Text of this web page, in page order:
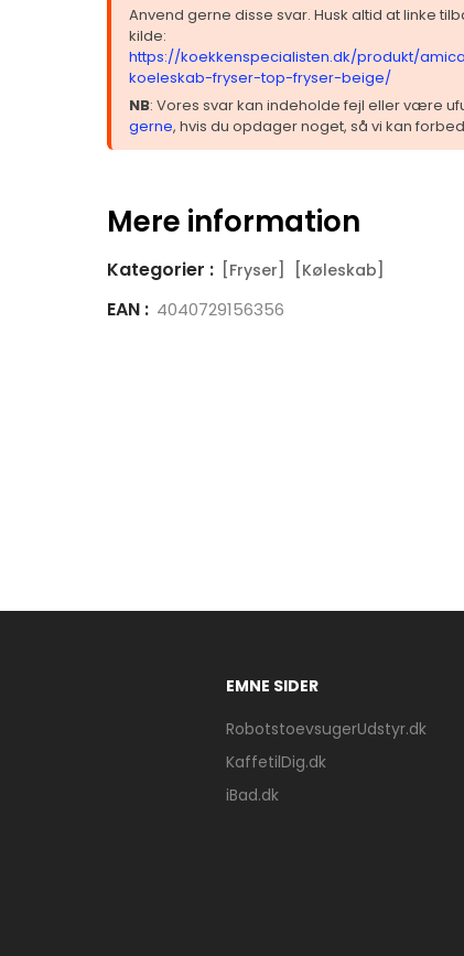
Anvend gerne disse svar. Husk altid at linke
kilde:
https://koekkenspecialisten.dk/produkt/
koeleskab-fryser-top-fryser-beige/
NB: Vores svar kan indeholde fejl eller være
gerne, hvis du opdager noget, så vi kan
Mere information
Kategorier : [Fryser] [Køleskab]
EAN : 4040729156356
EMNE SIDER
RobotstoevsugerUdstyr.dk
KaffetilDig.dk
iBad.dk